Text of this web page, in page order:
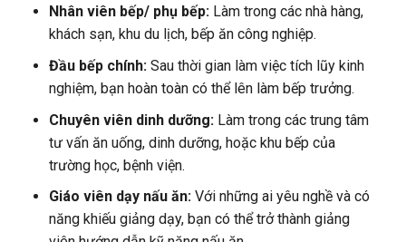
Nhân viên bếp/ phụ bếp:Làm trong các nhà hàng,
khách sạn, khu du lịch, bếp ăn công nghiệp.
Đầu bếp chính:Sau thời gian làm việc tích lũy kinh
nghiệm, bạn hoàn toàn có thể lên làm bếp trưởng.
Chuyên viên dinh dưỡng:Làm trong các trung tâm
tư vấn ăn uống, dinh dưỡng, hoặc khu bếp của
trường học, bệnh viện.
Giáo viên dạy nấu ăn:Với những ai yêu nghề và có
năng khiếu giảng dạy, bạn có thể trở thành giảng